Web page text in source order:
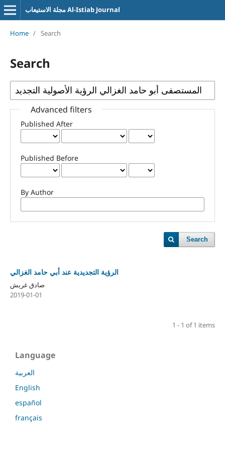
مجلة الاستيعاب Al-Istiab Journal
Home / Search
Search
Advanced filters
Published After
Published Before
By Author
Search
الرؤية التجديدية عند أبي حامد الغزالي
صادق غريش
2019-01-01
1 - 1 of 1 items
Language
العربية
English
español
français